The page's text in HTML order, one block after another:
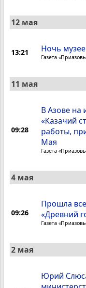
12 мая
13:21 Ночь
Газета
11 мая
09:28
В Азове на
«Казачий
работы,
Мая
Газета
4 мая
09:26
Прошла
«Древний
Газета
2 мая
Юрий